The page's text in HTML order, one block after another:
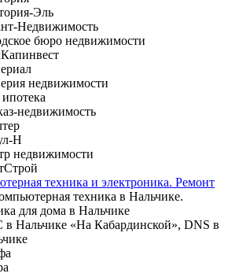
Эль
Недвижимость
бюро недвижимости
недвижимости
недвижимость
Н
недвижимости
техника и электроника. Ремонт
техника в Нальчике.
для дома в Нальчике
Нальчике «На Кабардинской», DNS в